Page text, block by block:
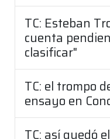
TC: Esteban
cuenta
clasificar"
TC: el trompo
ensayo en
TC: así quedó